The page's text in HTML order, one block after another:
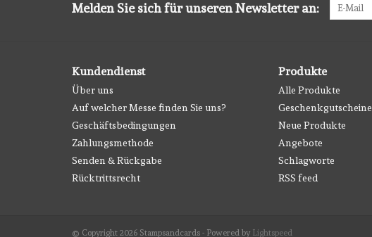
Melden Sie sich für unseren Newsletter an:
Kundendienst
Über uns
Auf welcher Messe finden Sie uns?
Geschäftsbedingungen
Zahlungsmethode
Senden & Rückgabe
Rücktrittsrecht
Produkte
Alle Produkte
Geschenkgutscheine
Neue Produkte
Angebote
Schlagworte
RSS feed
© Copyright 2026 Stampsandcards - Powered by Lightspeed